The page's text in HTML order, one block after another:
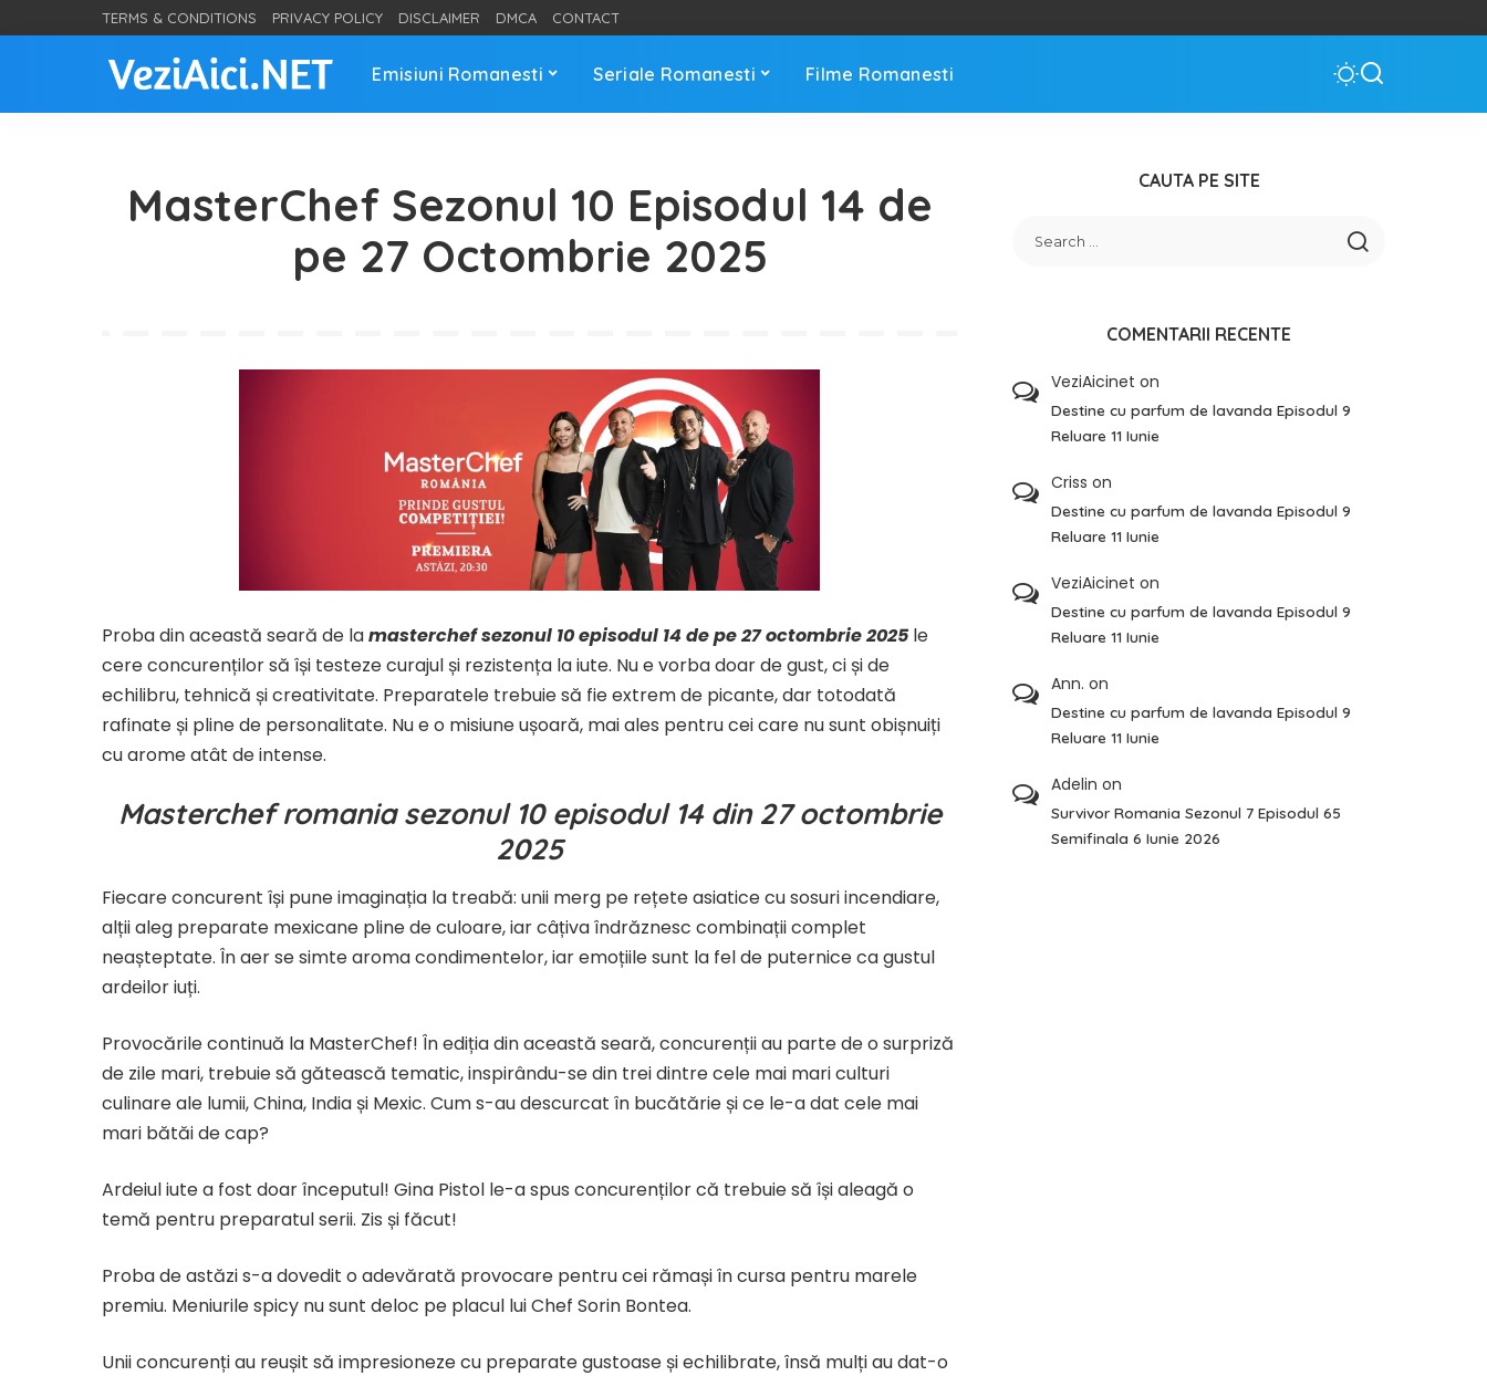
TERMS & CONDITIONS PRIVACY POLICY DISCLAIMER DMCA CONTACT
Emisiuni Romanesti Seriale Romanesti Filme Romanesti
MasterChef Sezonul 10 Episodul 14 de
pe 27 Octombrie 2025
Proba din această seară de lamasterchef sezonul 10 episodul 14 de pe 27 octombrie 2025 le
cere concurenților să își testeze curajul și rezistența la iute. Nu e vorba doar de gust, ci și de
echilibru, tehnică și creativitate. Preparatele trebuie să fie extrem de picante, dar totodată
rafinate și pline de personalitate. Nu e o misiune ușoară, mai ales pentru cei care nu sunt obișnuiți
cu arome atât de intense.
Masterchef romania sezonul 10 episodul 14 din 27 octombrie
2025
Fiecare concurent își pune imaginația la treabă: unii merg pe rețete asiatice cu sosuri incendiare,
alții aleg preparate mexicane pline de culoare, iar câțiva îndrăznesc combinații complet
neașteptate. În aer se simte aroma condimentelor, iar emoțiile sunt la fel de puternice ca gustul
ardeilor iuți.
Provocările continuă la MasterChef! În ediția din această seară, concurenții au parte de o surpriză
de zile mari, trebuie să gătească tematic, inspirându-se din trei dintre cele mai mari culturi
culinare ale lumii, China, India și Mexic. Cum s-au descurcat în bucătărie și ce le-a dat cele mai
mari bătăi de cap?
Ardeiul iute a fost doar începutul! Gina Pistol le-a spus concurenților că trebuie să își aleagă o
temă pentru preparatul serii. Zis și făcut!
Proba de astăzi s-a dovedit o adevărată provocare pentru cei rămași în cursa pentru marele
premiu. Meniurile spicy nu sunt deloc pe placul lui Chef Sorin Bontea.
Unii concurenți au reușit să impresioneze cu preparate gustoase și echilibrate, însă mulți au dat-o
CAUTA PE SITE
COMENTARII RECENTE
VeziAicinet on
Destine cu parfum de lavanda Episodul 9
Reluare 11 Iunie
Criss on
Destine cu parfum de lavanda Episodul 9
Reluare 11 Iunie
VeziAicinet on
Destine cu parfum de lavanda Episodul 9
Reluare 11 Iunie
Ann. on
Destine cu parfum de lavanda Episodul 9
Reluare 11 Iunie
Adelin on
Survivor Romania Sezonul 7 Episodul 65
Semifinala 6 Iunie 2026